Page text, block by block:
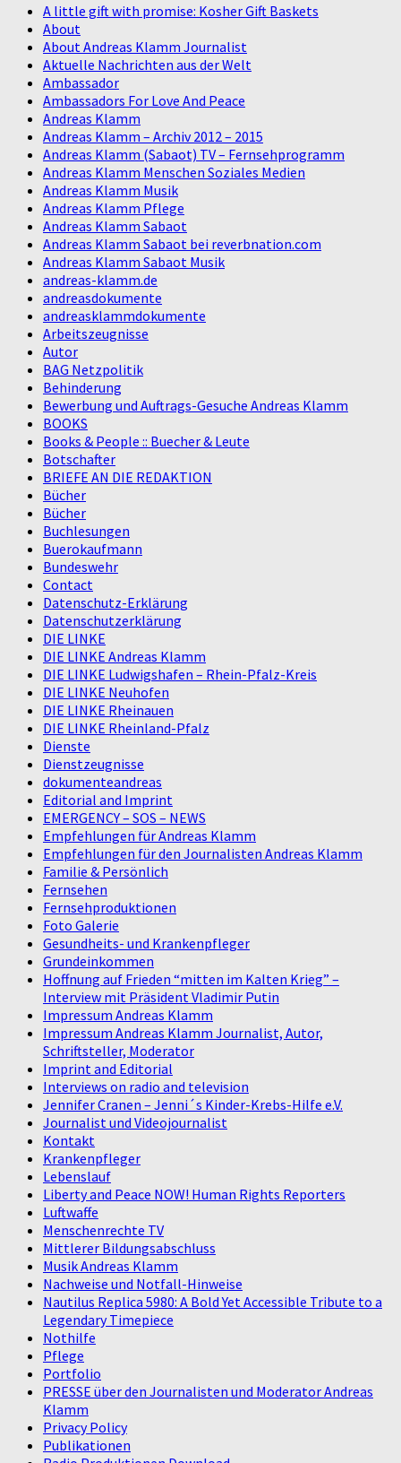
A little gift with promise: Kosher Gift Baskets
About
About Andreas Klamm Journalist
Aktuelle Nachrichten aus der Welt
Ambassador
Ambassadors For Love And Peace
Andreas Klamm
Andreas Klamm – Archiv 2012 – 2015
Andreas Klamm (Sabaot) TV – Fernsehprogramm
Andreas Klamm Menschen Soziales Medien
Andreas Klamm Musik
Andreas Klamm Pflege
Andreas Klamm Sabaot
Andreas Klamm Sabaot bei reverbnation.com
Andreas Klamm Sabaot Musik
andreas-klamm.de
andreasdokumente
andreasklammdokumente
Arbeitszeugnisse
Autor
BAG Netzpolitik
Behinderung
Bewerbung und Auftrags-Gesuche Andreas Klamm
BOOKS
Books & People :: Buecher & Leute
Botschafter
BRIEFE AN DIE REDAKTION
Bücher
Bücher
Buchlesungen
Buerokaufmann
Bundeswehr
Contact
Datenschutz-Erklärung
Datenschutzerklärung
DIE LINKE
DIE LINKE Andreas Klamm
DIE LINKE Ludwigshafen – Rhein-Pfalz-Kreis
DIE LINKE Neuhofen
DIE LINKE Rheinauen
DIE LINKE Rheinland-Pfalz
Dienste
Dienstzeugnisse
dokumenteandreas
Editorial and Imprint
EMERGENCY – SOS – NEWS
Empfehlungen für Andreas Klamm
Empfehlungen für den Journalisten Andreas Klamm
Familie & Persönlich
Fernsehen
Fernsehproduktionen
Foto Galerie
Gesundheits- und Krankenpfleger
Grundeinkommen
Hoffnung auf Frieden “mitten im Kalten Krieg” –
Interview mit Präsident Vladimir Putin
Impressum Andreas Klamm
Impressum Andreas Klamm Journalist, Autor,
Schriftsteller, Moderator
Imprint and Editorial
Interviews on radio and television
Jennifer Cranen – Jenni´s Kinder-Krebs-Hilfe e.V.
Journalist und Videojournalist
Kontakt
Krankenpfleger
Lebenslauf
Liberty and Peace NOW! Human Rights Reporters
Luftwaffe
Menschenrechte TV
Mittlerer Bildungsabschluss
Musik Andreas Klamm
Nachweise und Notfall-Hinweise
Nautilus Replica 5980: A Bold Yet Accessible Tribute to a
Legendary Timepiece
Nothilfe
Pflege
Portfolio
PRESSE über den Journalisten und Moderator Andreas
Klamm
Privacy Policy
Publikationen